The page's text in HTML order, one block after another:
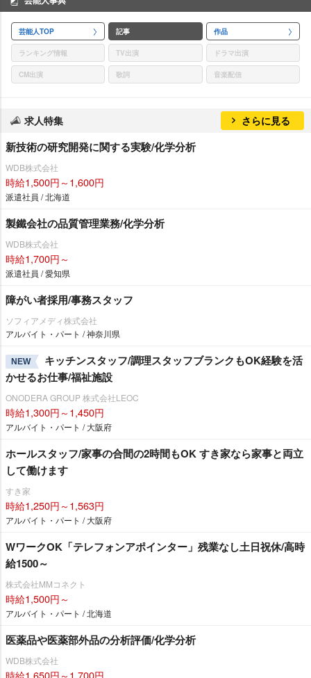
芸能人TOP 記事 作品
ランキング情報 TV出演 ドラマ出演
CM出演 歌詞 音楽配信
求人特集 さらに見る
新技術の研究開発に関する実験/化学分析
WDB株式会社
時給1,500円～1,600円
派遣社員 / 北海道
製鐵会社の品質管理業務/化学分析
WDB株式会社
時給1,700円～
派遣社員 / 愛知県
障がい者採用/事務スタッフ
ソフィアメディ株式会社
アルバイト・パート / 神奈川県
NEW
キッチンスタッフ/調理スタッフブランクもOK経験を活
かせるお仕事/福祉施設
ONODERA GROUP 株式会社LEOC
時給1,300円～1,450円
アルバイト・パート / 大阪府
ホールスタッフ/家事の合間の2時間もOK すき家なら家事と両立
して働けます
すき家
時給1,250円～1,563円
アルバイト・パート / 大阪府
WワークOK「テレフォンアポインター」残業なし土日祝休/高時
給1500～
株式会社MMコネクト
時給1,500円～
アルバイト・パート / 北海道
医薬品や医薬部外品の分析評価/化学分析
WDB株式会社
時給1,650円～1,700円